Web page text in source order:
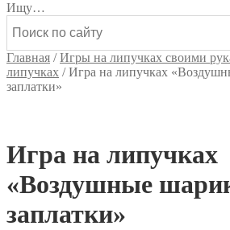
Ищу…
Главная /Игры на липучках своими
липучках /Игра на липучках
заплатки»
Игра на липучках
«Воздушные
заплатки»